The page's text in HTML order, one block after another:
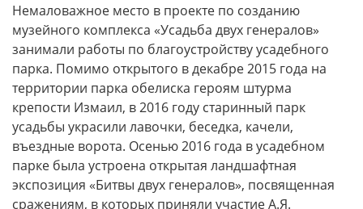
Немаловажное место в проекте по созданию
музейного комплекса «Усадьба двух генералов»
занимали работы по благоустройству усадебного
парка. Помимо открытого в декабре 2015 года на
территории парка обелиска героям штурма
крепости Измаил, в 2016 году старинный парк
усадьбы украсили лавочки, беседка, качели,
въездные ворота. Осенью 2016 года в усадебном
парке была устроена открытая ландшафтная
экспозиция «Битвы двух генералов», посвященная
сражениям, в которых приняли участие А.Я.